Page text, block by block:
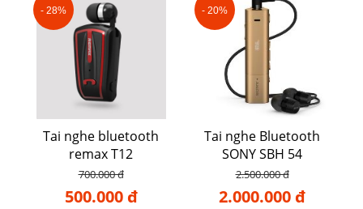
- 28%
Tai nghe bluetooth
remax T12
700.000 đ
500.000 đ
- 20%
Tai nghe Bluetooth
SONY SBH 54
2.500.000 đ
2.000.000 đ